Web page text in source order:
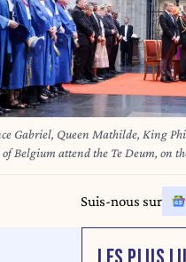
Gabriel, Queen Mathilde, King
Belgium attend the Te Deum, on
Saint Gudula Cathedral
kathedraal) in Brussels,
Suis-nous sur